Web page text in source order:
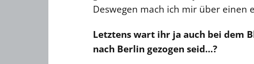
Deswegen mach ich mir über einen
Letztens wart ihr ja auch bei dem
nach Berlin gezogen seid…?